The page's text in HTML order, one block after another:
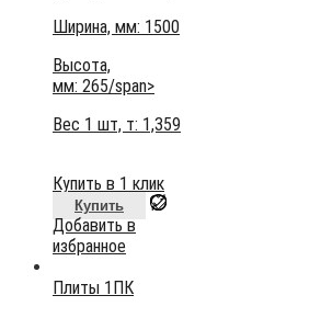
Ширина, мм: 1500
Высота,
мм: 265/span>
Вес 1 шт, т: 1,359
Купить в 1 клик
Купить
Добавить в
избранное
Плиты 1ПК